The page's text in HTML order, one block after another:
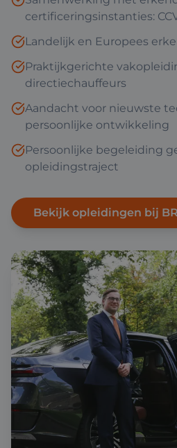
certificeringsinstanties:
Landelijk en Europees
Praktijkgerichte
directiechauffeurs
Aandacht voor nieuwste
persoonlijke ontwikkeling
Persoonlijke begeleiding
opleidingstraject
Bekijk opleidingen bij